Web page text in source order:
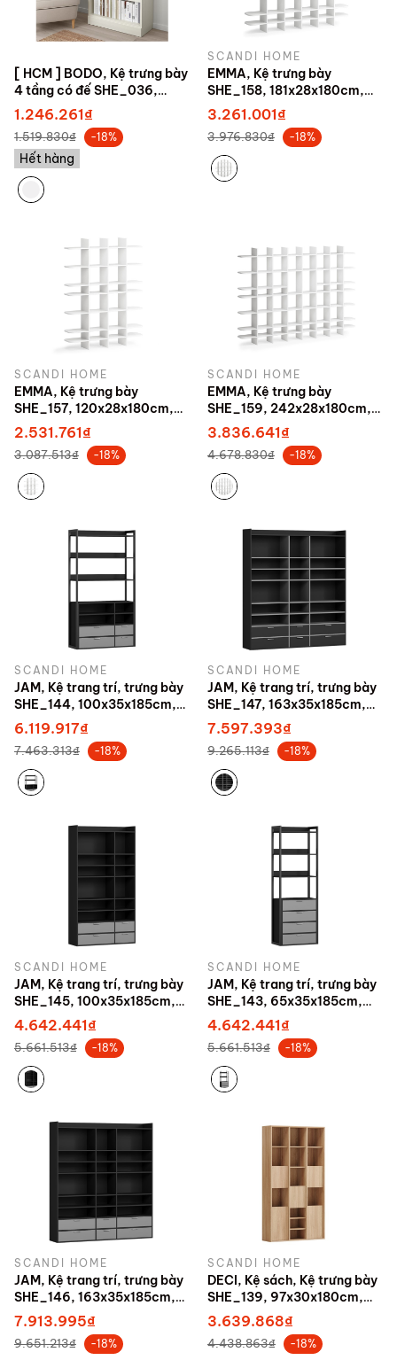
[ HCM ] BODO, Kệ trưng bày
4 tầng có đế SHE_036,
81x35x134cm
1.246.261₫
1.519.830₫ -18%
Hết hàng
SCANDI HOME
EMMA, Kệ trưng bày
SHE_158, 181x28x180cm,
sản xuất bởi Scandi Home
3.261.001₫
3.976.830₫ -18%
SCANDI HOME
EMMA, Kệ trưng bày
SHE_157, 120x28x180cm,
sản xuất bởi Scandi Home
2.531.761₫
3.087.513₫ -18%
SCANDI HOME
EMMA, Kệ trưng bày
SHE_159, 242x28x180cm,
sản xuất bởi Scandi Home
3.836.641₫
4.678.830₫ -18%
SCANDI HOME
JAM, Kệ trang trí, trưng bày
SHE_144, 100x35x185cm,
sản xuất bởi Scandi Home
6.119.917₫
7.463.313₫ -18%
SCANDI HOME
JAM, Kệ trang trí, trưng bày
SHE_147, 163x35x185cm,
sản xuất bởi Scandi Home
7.597.393₫
9.265.113₫ -18%
SCANDI HOME
JAM, Kệ trang trí, trưng bày
SHE_145, 100x35x185cm,
sản xuất bởi Scandi Home
4.642.441₫
5.661.513₫ -18%
SCANDI HOME
JAM, Kệ trang trí, trưng bày
SHE_143, 65x35x185cm,
sản xuất bởi Scandi Home
4.642.441₫
5.661.513₫ -18%
SCANDI HOME
JAM, Kệ trang trí, trưng bày
SHE_146, 163x35x185cm,
sản xuất bởi Scandi Home
7.913.995₫
9.651.213₫ -18%
SCANDI HOME
DECI, Kệ sách, Kệ trưng bày
SHE_139, 97x30x180cm,
sản xuất bởi Scandi Home
3.639.868₫
4.438.863₫ -18%